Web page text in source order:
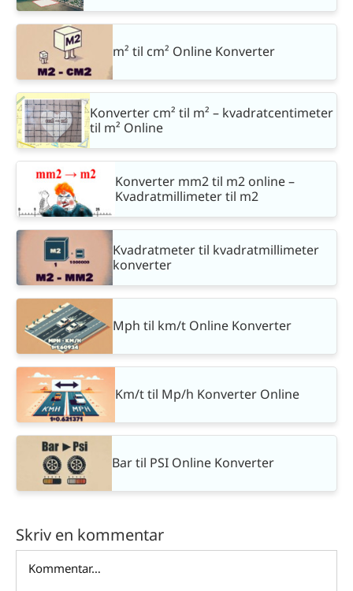
m² til cm² Online Konverter
Konverter cm² til m² – kvadratcentimeter
til m² Online
Konverter mm2 til m2 online –
Kvadratmillimeter til m2
Kvadratmeter til kvadratmillimeter
konverter
Mph til km/t Online Konverter
Km/t til Mp/h Konverter Online
Bar til PSI Online Konverter
Skriv en kommentar